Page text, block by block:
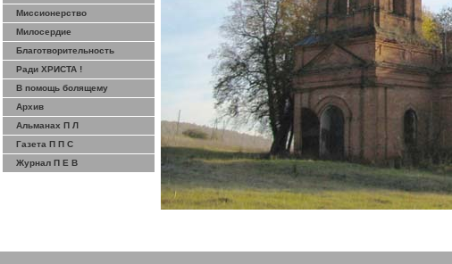
Миссионерство
Милосердие
Благотворительность
Ради ХРИСТА !
В помощь болящему
Архив
Альманах П Л
Газета П П С
Журнал П Е В